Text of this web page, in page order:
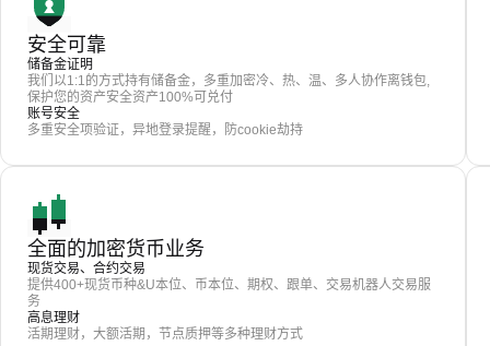
安全可靠
储备金证明
我们以1:1的方式持有储备金，多重加密冷、热、温、多人协作离钱包,
保护您的资产安全资产100%可兑付
账号安全
多重安全项验证，异地登录提醒，防cookie劫持
全面的加密货币业务
现货交易、合约交易
提供400+现货币种&U本位、币本位、期权、跟单、交易机器人交易服
务
高息理财
活期理财，大额活期，节点质押等多种理财方式